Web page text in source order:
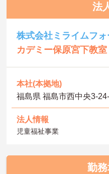
法
株式会社ミライムフォ
カデミー保原宮下教室
本社(本拠地)
福島県 福島市西中央
法人情報
児童福祉事業
勤